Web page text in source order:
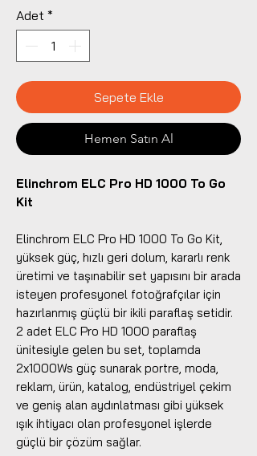
Adet *
Sepete Ekle
Hemen Satın Al
Elinchrom ELC Pro HD 1000 To Go
Kit
Elinchrom ELC Pro HD 1000 To Go Kit,
yüksek güç, hızlı geri dolum, kararlı renk
üretimi ve taşınabilir set yapısını bir arada
isteyen profesyonel fotoğrafçılar için
hazırlanmış güçlü bir ikili paraflaş setidir.
2 adet ELC Pro HD 1000 paraflaş
ünitesiyle gelen bu set, toplamda
2x1000Ws güç sunarak portre, moda,
reklam, ürün, katalog, endüstriyel çekim
ve geniş alan aydınlatması gibi yüksek
ışık ihtiyacı olan profesyonel işlerde
güçlü bir çözüm sağlar.